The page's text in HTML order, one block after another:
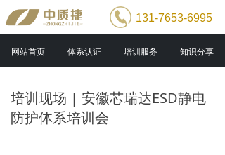
131-7653-6995
网站首页 体系认证 培训服务 知识分享
培训现场 | 安徽芯瑞达ESD静电
防护体系培训会